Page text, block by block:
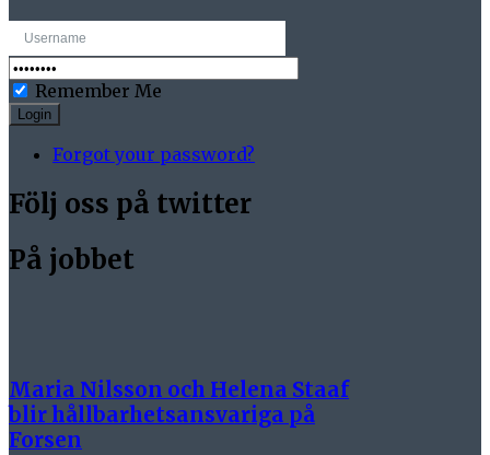
Remember Me
Login
Forgot your password?
Följ oss på twitter
På jobbet
Maria Nilsson och Helena Staaf
blir hållbarhetsansvariga på
Forsen